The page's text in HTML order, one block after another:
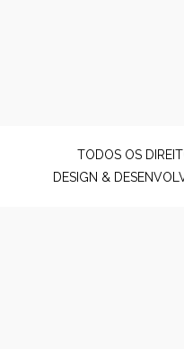
TODOS OS
DESIGN &